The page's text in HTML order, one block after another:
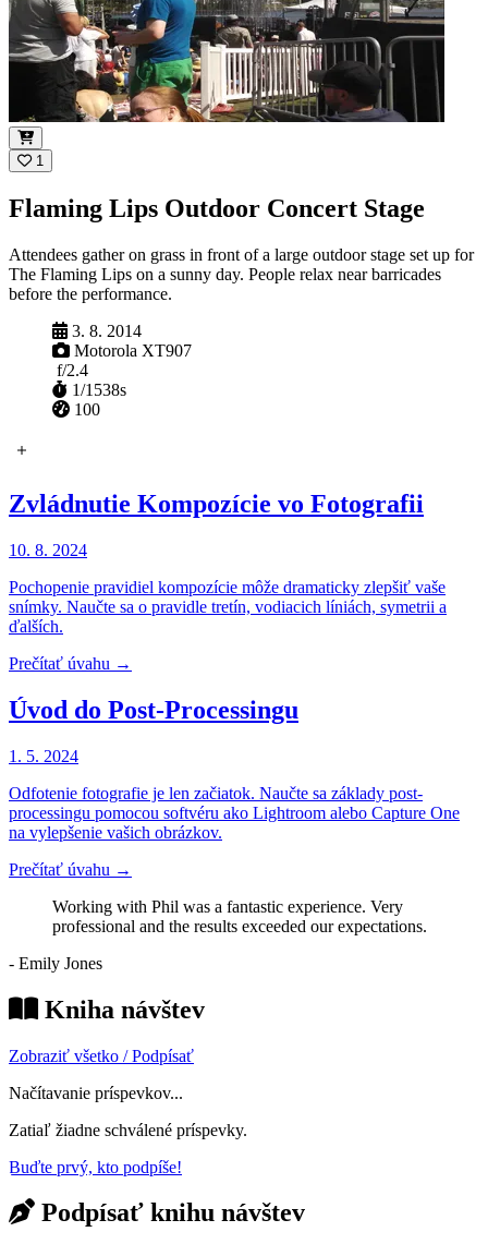
1
Flaming Lips Outdoor Concert Stage
Attendees gather on grass in front of a large outdoor stage set up for
The Flaming Lips on a sunny day. People relax near barricades
before the performance.
Zachytené3. 8. 2014
FotoaparátMotorola XT907
f/2.4
Uzávierka1/1538s
100
Zvládnutie Kompozície vo Fotografii
10. 8. 2024
Pochopenie pravidiel kompozície môže dramaticky zlepšiť vaše
snímky. Naučte sa o pravidle tretín, vodiacich líniách, symetrii a
ďalších.
Prečítať úvahu →
Úvod do Post-Processingu
1. 5. 2024
Odfotenie fotografie je len začiatok. Naučte sa základy post-
processingu pomocou softvéru ako Lightroom alebo Capture One
na vylepšenie vašich obrázkov.
Prečítať úvahu →
Working with Phil was a fantastic experience. Very
professional and the results exceeded our expectations.
- Emily Jones
Kniha návštev
Zobraziť všetko / Podpísať
Načítavanie príspevkov...
Zatiaľ žiadne schválené príspevky.
Buďte prvý, kto podpíše!
Podpísať knihu návštev